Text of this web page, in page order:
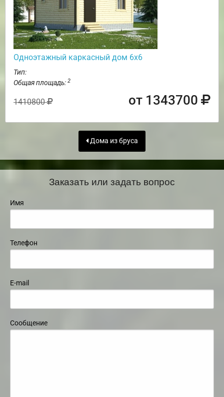
Одноэтажный каркасный дом 6х6
Тип:
Общая площадь: 2
1410800 от 1343700
Дома из бруса
Заказать или задать вопрос
Имя
Телефон
E-mail
Сообщение